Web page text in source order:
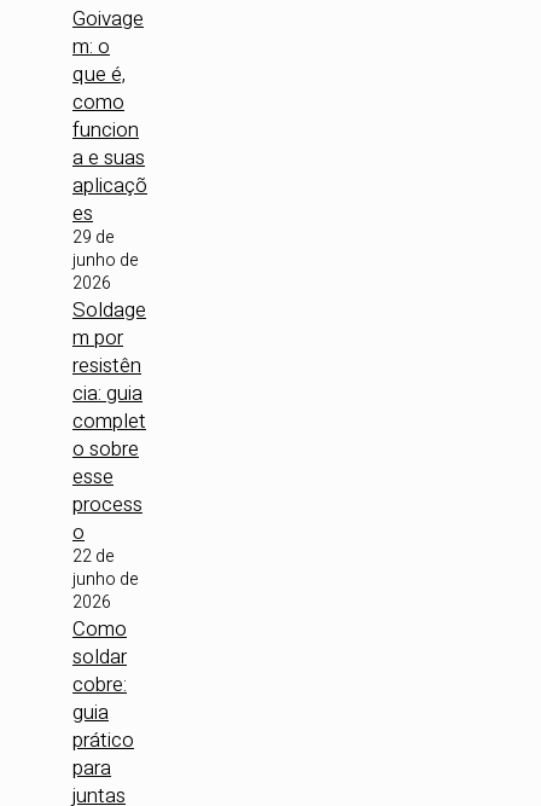
Goivage
m: o
que é,
como
funcion
a e suas
aplicaçõ
es
29 de
junho de
2026
Soldage
m por
resistên
cia: guia
complet
o sobre
esse
process
o
22 de
junho de
2026
Como
soldar
cobre:
guia
prático
para
juntas